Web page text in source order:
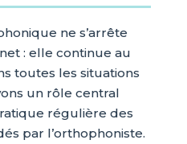
ne s’arrête
: elle continue au
toutes les situations
un rôle central
régulière des
par l’orthophoniste.